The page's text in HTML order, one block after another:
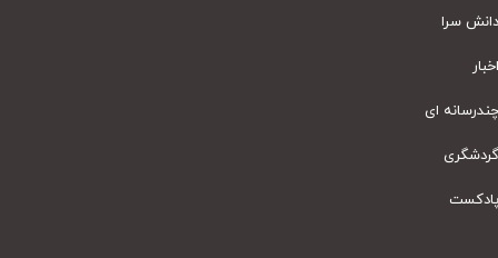
سرا
ای